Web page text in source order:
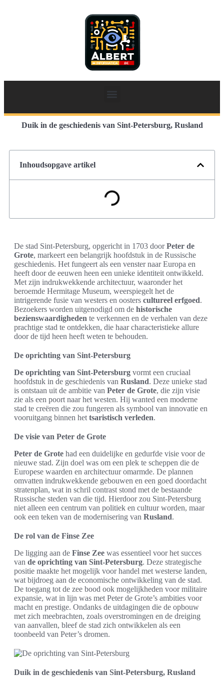
Duik in de geschiedenis van Sint-Petersburg, Rusland
Inhoudsopgave artikel
De stad Sint-Petersburg, opgericht in 1703 doorPeter de
Grote, markeert een belangrijk hoofdstuk in de Russische
geschiedenis. Het fungeert als een venster naar Europa en
heeft door de eeuwen heen een unieke identiteit ontwikkeld.
Met zijn indrukwekkende architectuur, waaronder het
beroemde Hermitage Museum, weerspiegelt het de
intrigerende fusie van westers en oosters cultureel erfgoed.
Bezoekers worden uitgenodigd om de historische
bezienswaardigheden te verkennen en de verhalen van deze
prachtige stad te ontdekken, die haar characteristieke allure
door de tijd heen heeft weten te behouden.
De oprichting van Sint-Petersburg
De oprichting van Sint-Petersburg vormt een cruciaal
hoofdstuk in de geschiedenis van Rusland. Deze unieke stad
is ontstaan uit de ambitie van Peter de Grote, die zijn visie
zie als een poort naar het westen. Hij wanted een moderne
stad te creëren die zou fungeren als symbool van innovatie en
vooruitgang binnen het tsaristisch verleden.
De visie van Peter de Grote
Peter de Grote had een duidelijke en gedurfde visie voor de
nieuwe stad. Zijn doel was om een plek te scheppen die de
Europese waarden en architectuur omarmde. De plannen
omvatten indrukwekkende gebouwen en een goed doordacht
stratenplan, wat in schril contrast stond met de bestaande
Russische steden van die tijd. Hierdoor zou Sint-Petersburg
niet alleen een centrum van politiek en cultuur worden, maar
ook een teken van de modernisering van Rusland.
De rol van de Finse Zee
De ligging aan de Finse Zee was essentieel voor het succes
van de oprichting van Sint-Petersburg. Deze strategische
positie maakte het mogelijk voor handel met westerse landen,
wat bijdroeg aan de economische ontwikkeling van de stad.
De toegang tot de zee bood ook mogelijkheden voor militaire
expansie, wat in lijn was met Peter de Grote’s ambities voor
macht en prestige. Ondanks de uitdagingen die de opbouw
met zich meebrachten, zoals overstromingen en de dreiging
van aanvallen, bleef de stad zich ontwikkelen als een
toonbeeld van Peter’s dromen.
Duik in de geschiedenis van Sint-Petersburg, Rusland